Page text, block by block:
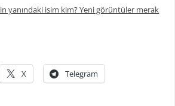
yanındaki isim kim? Yeni görüntüler merak
X Telegram